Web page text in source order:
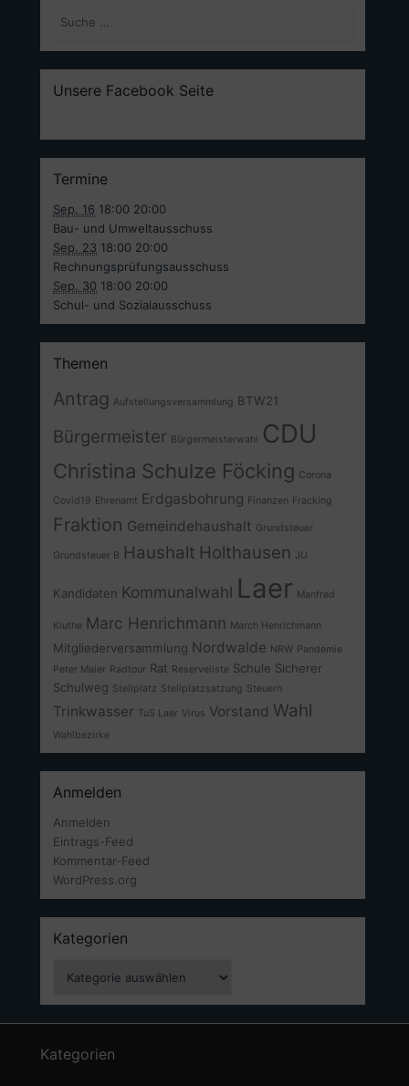
Unsere Facebook Seite
Termine
Sep. 16 18:00 20:00
Bau- und Umweltausschuss
Sep. 23 18:00 20:00
Rechnungsprüfungsausschuss
Sep. 30 18:00 20:00
Schul- und Sozialausschuss
Themen
Antrag Aufstellungsversammlung BTW21
Bürgermeister Bürgermeisterwahl CDU
Christina Schulze Föcking Corona
Covid19 Ehrenamt Erdgasbohrung Finanzen Fracking
Fraktion Gemeindehaushalt Grundsteuer
Grundsteuer B Haushalt Holthausen JU
Kandidaten Kommunalwahl Laer Manfred
Kluthe Marc Henrichmann March Henrichmann
Mitgliederversammlung Nordwalde NRW Pandemie
Peter Maier Radtour Rat Reserveliste Schule Sicherer
Schulweg Stellplatz Stellplatzsatzung Steuern
Trinkwasser TuS Laer Virus Vorstand Wahl
Wahlbezirke
Anmelden
Anmelden
Eintrags-Feed
Kommentar-Feed
WordPress.org
Kategorien
Kategorien